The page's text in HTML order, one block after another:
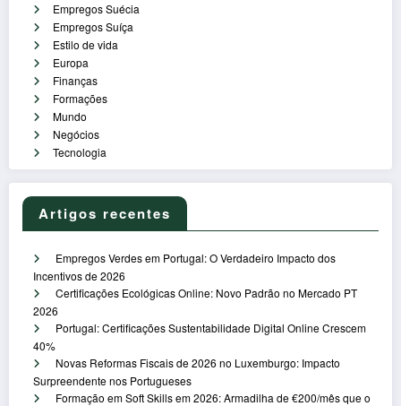
Empregos Suécia
Empregos Suíça
Estilo de vida
Europa
Finanças
Formações
Mundo
Negócios
Tecnologia
Artigos recentes
Empregos Verdes em Portugal: O Verdadeiro Impacto dos
Incentivos de 2026
Certificações Ecológicas Online: Novo Padrão no Mercado PT
2026
Portugal: Certificações Sustentabilidade Digital Online Crescem
40%
Novas Reformas Fiscais de 2026 no Luxemburgo: Impacto
Surpreendente nos Portugueses
Formação em Soft Skills em 2026: Armadilha de €200/mês que o